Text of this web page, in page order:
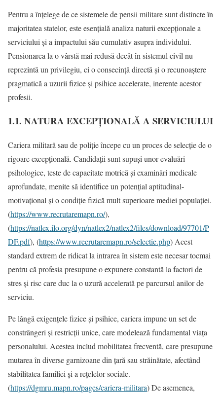
Pentru a înțelege de ce sistemele de pensii militare sunt distincte în
majoritatea statelor, este esențială analiza naturii excepționale a
serviciului și a impactului său cumulativ asupra individului.
Pensionarea la o vârstă mai redusă decât în sistemul civil nu
reprezintă un privilegiu, ci o consecință directă și o recunoaștere
pragmatică a uzurii fizice și psihice accelerate, inerente acestor
profesii.
1.1. NATURA EXCEPȚIONALĂ A SERVICIULUI
Cariera militară sau de poliție începe cu un proces de selecție de o
rigoare excepțională. Candidații sunt supuși unor evaluări
psihologice, teste de capacitate motrică și examinări medicale
aprofundate, menite să identifice un potențial aptitudinal-
motivațional și o condiție fizică mult superioare mediei populației.
(https://www.recrutaremapn.ro/),
(https://natlex.ilo.org/dyn/natlex2/natlex2/files/download/97701/P
DF.pdf), (https://www.recrutaremapn.ro/selectie.php) Acest
standard extrem de ridicat la intrarea în sistem este necesar tocmai
pentru că profesia presupune o expunere constantă la factori de
stres și risc care duc la o uzură accelerată pe parcursul anilor de
serviciu.
Pe lângă exigențele fizice și psihice, cariera impune un set de
constrângeri și restricții unice, care modelează fundamental viața
personalului. Acestea includ mobilitatea frecventă, care presupune
mutarea în diverse garnizoane din țară sau străinătate, afectând
stabilitatea familiei și a rețelelor sociale.
(https://dgmru.mapn.ro/pages/cariera-militara) De asemenea,